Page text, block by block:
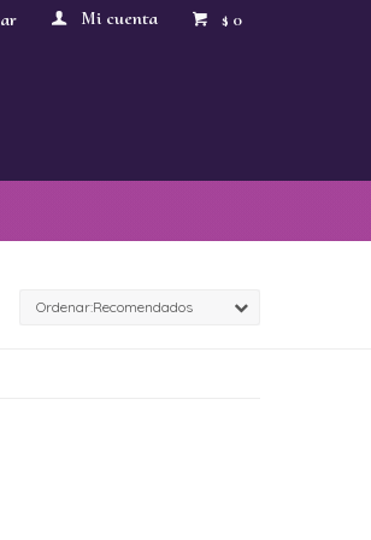
$ 0
Recomendados